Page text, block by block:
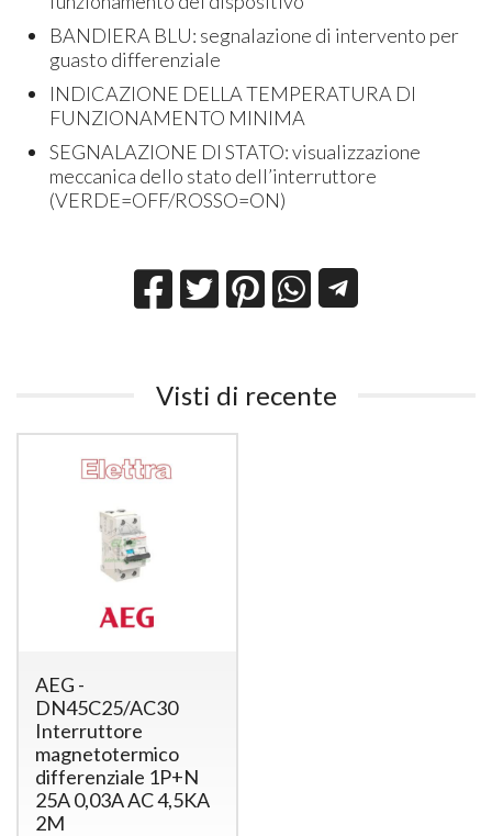
BANDIERA BLU: segnalazione di intervento per
guasto differenziale
INDICAZIONE DELLA TEMPERATURA DI
FUNZIONAMENTO MINIMA
SEGNALAZIONE DI STATO: visualizzazione
meccanica dello stato dell’interruttore
(VERDE=OFF/ROSSO=ON)
Visti di recente
AEG -
DN45C25/AC30
Interruttore
magnetotermico
differenziale 1P+N
25A 0,03A AC 4,5KA
2M